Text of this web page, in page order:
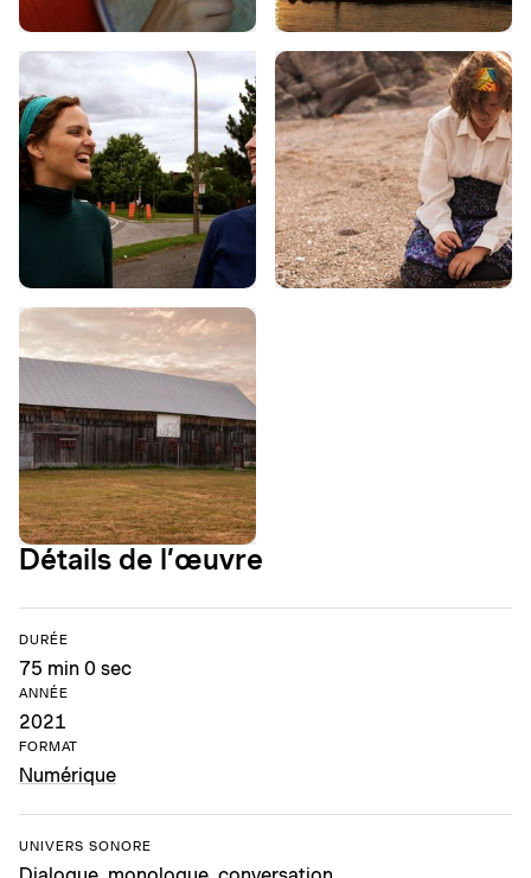
Détails de l’œuvre
DURÉE
75 min 0 sec
ANNÉE
2021
FORMAT
Numérique
UNIVERS SONORE